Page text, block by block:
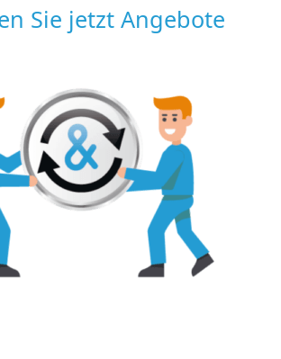
Sie jetzt Angebote